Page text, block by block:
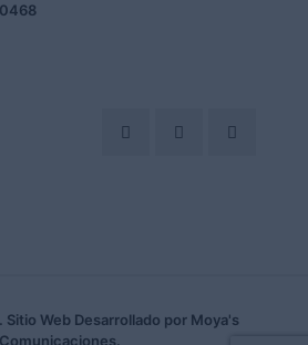
Web Desarrollado por Moya's
Comunicaciones.